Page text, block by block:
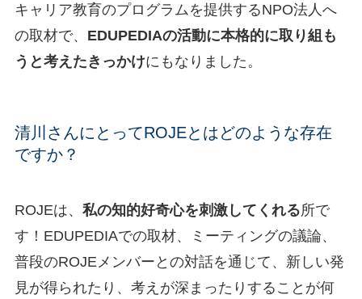
キャリア教育のプログラムを提供するNPO法人へ
の取材で、 EDUPEDIAの活動に本格的に取り組も
うと考えたきっかけにもなりました。
清川さんにとってROJEとはどのような存在
ですか？
ROJEは、 私の知的好奇心を刺激してくれる所で
す！EDUPEDIAでの取材、ミーティングの議論、
普段のROJEメンバーとの対話を通じて、新しい発
見が得られたり、考えが深まったりすることが何